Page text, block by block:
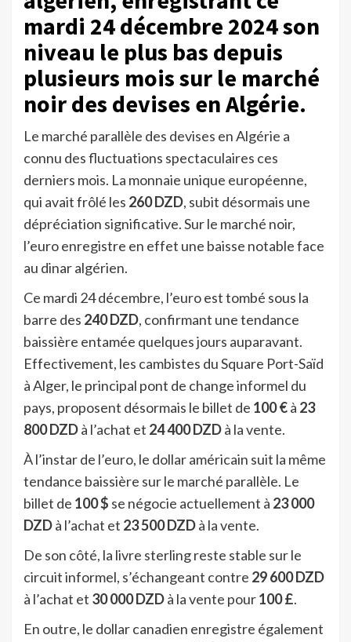
mardi 24 décembre 2024 son
niveau le plus bas depuis
plusieurs mois sur le marché
noir des devises en Algérie.
Le marché parallèle des devises en Algérie a
connu des fluctuations spectaculaires ces
derniers mois. La monnaie unique européenne,
qui avait frôlé les 260 DZD, subit désormais une
dépréciation significative. Sur le marché noir,
l’euro enregistre en effet une baisse notable face
au dinar algérien.
Ce mardi 24 décembre, l’euro est tombé sous la
barre des 240 DZD, confirmant une tendance
baissière entamée quelques jours auparavant.
Effectivement, les cambistes du Square Port-Saïd
à Alger, le principal pont de change informel du
pays, proposent désormais le billet de 100 €à 23
800 DZDà l’achat et 24 400 DZDà la vente.
À l’instar de l’euro, le dollar américain suit la même
tendance baissière sur le marché parallèle. Le
billet de 100 $ se négocie actuellement à 23 000
DZDà l’achat et 23 500 DZDà la vente.
De son côté, la livre sterling reste stable sur le
circuit informel, s’échangeant contre 29 600 DZD
à l’achat et 30 000 DZDà la vente pour100 £.
En outre, le dollar canadien enregistre également